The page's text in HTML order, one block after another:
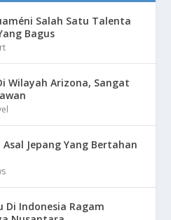
Salah Satu Talenta
Bagus
Wilayah Arizona, Sangat
Jepang Yang Bertahan
Di Indonesia Ragam